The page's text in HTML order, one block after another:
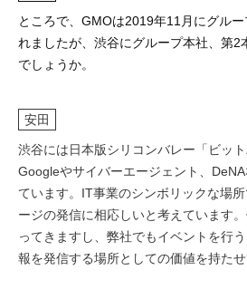
ところで、GMOは2019年11月にグル
れましたが、渋谷にグループ本社、第2
でしょうか。
安田
渋谷には日本版シリコンバレー「ビット
Googleやサイバーエージェント、
ています。IT事業のシンボリックな場
ージの発信に相応しいと考えています
ってきますし、弊社でもイベントを行
報を発信する場所としての価値を持たせ